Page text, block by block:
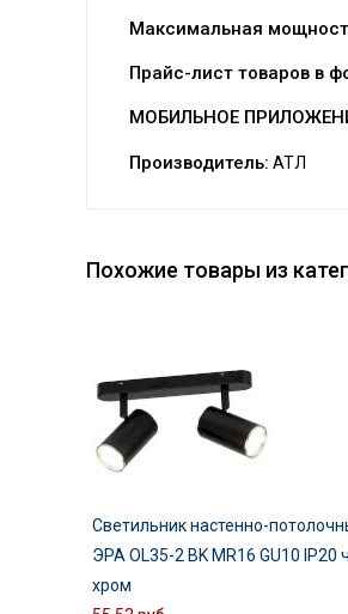
Максимальная
Прайс-лист товаров в
МОБИЛЬНОЕ
Производитель: АТЛ
Похожие товары из
Светильник настенно-
ЭРА OL35-2 BK MR16 GU10 IP20
хром